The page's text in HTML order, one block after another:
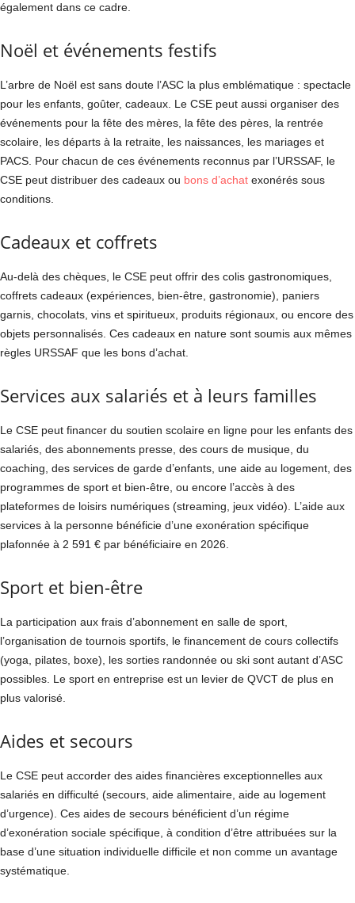
également dans ce cadre.
Noël et événements festifs
L’arbre de Noël est sans doute l’ASC la plus emblématique : spectacle
pour les enfants, goûter, cadeaux. Le CSE peut aussi organiser des
événements pour la fête des mères, la fête des pères, la rentrée
scolaire, les départs à la retraite, les naissances, les mariages et
PACS. Pour chacun de ces événements reconnus par l’URSSAF, le
CSE peut distribuer des cadeaux ou bons d’achat exonérés sous
conditions.
Cadeaux et coffrets
Au-delà des chèques, le CSE peut offrir des colis gastronomiques,
coffrets cadeaux (expériences, bien-être, gastronomie), paniers
garnis, chocolats, vins et spiritueux, produits régionaux, ou encore des
objets personnalisés. Ces cadeaux en nature sont soumis aux mêmes
règles URSSAF que les bons d’achat.
Services aux salariés et à leurs familles
Le CSE peut financer du soutien scolaire en ligne pour les enfants des
salariés, des abonnements presse, des cours de musique, du
coaching, des services de garde d’enfants, une aide au logement, des
programmes de sport et bien-être, ou encore l’accès à des
plateformes de loisirs numériques (streaming, jeux vidéo). L’aide aux
services à la personne bénéficie d’une exonération spécifique
plafonnée à 2 591 € par bénéficiaire en 2026.
Sport et bien-être
La participation aux frais d’abonnement en salle de sport,
l’organisation de tournois sportifs, le financement de cours collectifs
(yoga, pilates, boxe), les sorties randonnée ou ski sont autant d’ASC
possibles. Le sport en entreprise est un levier de QVCT de plus en
plus valorisé.
Aides et secours
Le CSE peut accorder des aides financières exceptionnelles aux
salariés en difficulté (secours, aide alimentaire, aide au logement
d’urgence). Ces aides de secours bénéficient d’un régime
d’exonération sociale spécifique, à condition d’être attribuées sur la
base d’une situation individuelle difficile et non comme un avantage
systématique.